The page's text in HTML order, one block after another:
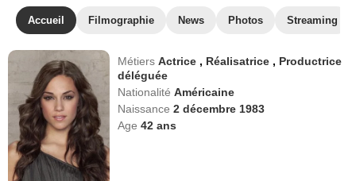
Accueil Filmographie News Photos Streaming
MétiersActrice , Réalisatrice , Productrice
déléguée
NationalitéAméricaine
Naissance2 décembre 1983
Age42 ans